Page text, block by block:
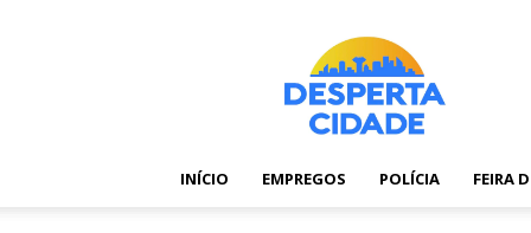
Desperta
Cidade
–
Portal
notícias
INÍCIO EMPREGOS POLÍCIA FEIRA